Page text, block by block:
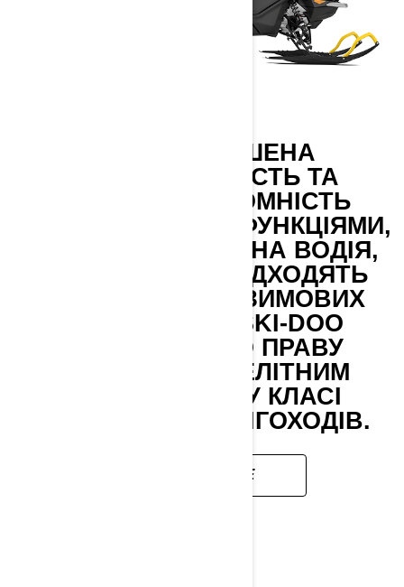
НЕПЕРЕВЕРШЕНА
УНІВЕРСАЛЬНІСТЬ ТА
ВАНТАЖОПІДЙОМНІСТЬ
ПОЄДНУЮТЬСЯ З ФУНКЦІЯМИ,
ОРІЄНТОВАНИМИ НА ВОДІЯ,
ЩО ІДЕАЛЬНО ПІДХОДЯТЬ
ДЛЯ БУДЬ-ЯКИХ ЗИМОВИХ
ПОДОРОЖЕЙ. SKI-DOO
EXPEDITION ПО ПРАВУ
ВВАЖАЄТЬСЯ ЕЛІТНИМ
КРОСОВЕРОМ У КЛАСІ
УТИЛІТАРНИХ СНІГОХОДІВ.
ДОКЛАДНІШЕ